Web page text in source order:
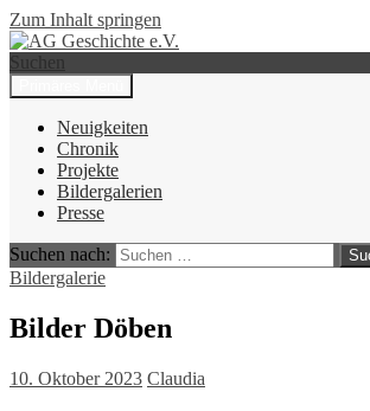
Zum Inhalt springen
AG Geschichte e.V.
Suchen
Neuigkeiten
Chronik
Projekte
Bildergalerien
Presse
Suchen nach:
Bildergalerie
Bilder Döben
10. Oktober 2023 Claudia